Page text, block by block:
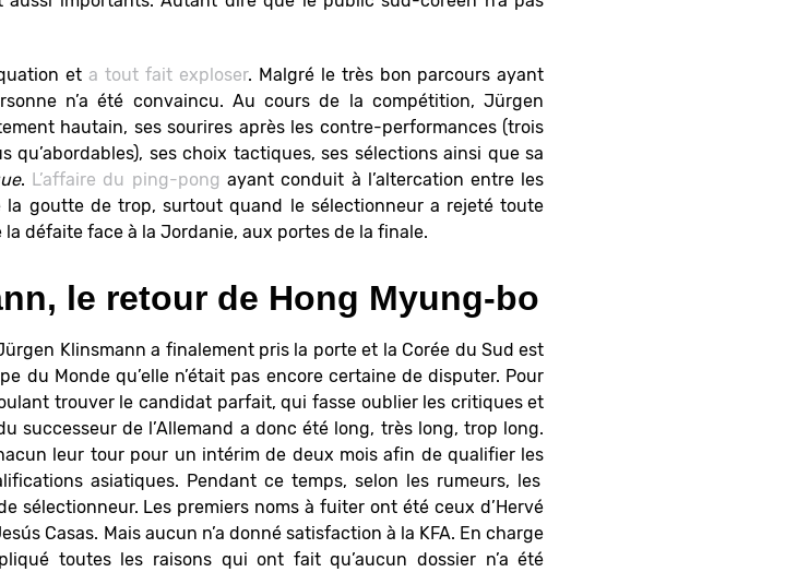
et a tout fait exploser. Malgré le très bon parcours ayant
n’a été convaincu. Au cours de la compétition, Jürgen
hautain, ses sourires après les contre-performances (trois
ses choix tactiques, ses sélections ainsi que sa
. L’affaire du ping-pong ayant conduit à l’altercation entre les
goutte de trop, surtout quand le sélectionneur a rejeté toute
défaite face à la Jordanie, aux portes de la finale.
le retour de Hong Myung-bo
Klinsmann a finalement pris la porte et la Corée du Sud est
du Monde qu’elle n’était pas encore certaine de disputer. Pour
trouver le candidat parfait, qui fasse oublier les critiques et
successeur de l’Allemand a donc été long, très long, trop long.
leur tour pour un intérim de deux mois afin de qualifier les
asiatiques. Pendant ce temps, selon les rumeurs, les
sélectionneur. Les premiers noms à fuiter ont été ceux d’Hervé
Casas. Mais aucun n’a donné satisfaction à la KFA. En charge
toutes les raisons qui ont fait qu’aucun dossier n’a été